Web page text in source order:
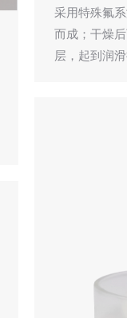
采用特殊氟
而成；干燥
层，起到润